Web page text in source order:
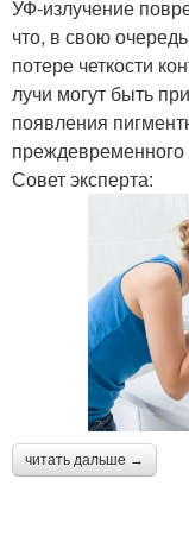
УФ-излучение
что, в свою
потере четкости
лучи могут быть
появления
преждевременного
Совет эксперта:
читать дальше →